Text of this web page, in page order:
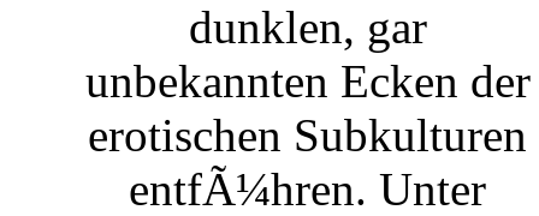
dunklen, gar
unbekannten Ecken der
erotischen Subkulturen
entfÃ¼hren. Unter